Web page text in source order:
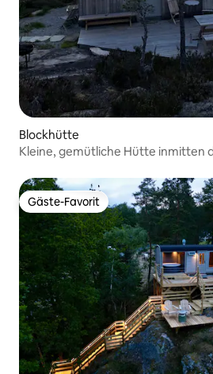
Blockhütte
Kleine, gemütliche Hütte inmitten
Gäste-Favorit
Gäste-Favorit